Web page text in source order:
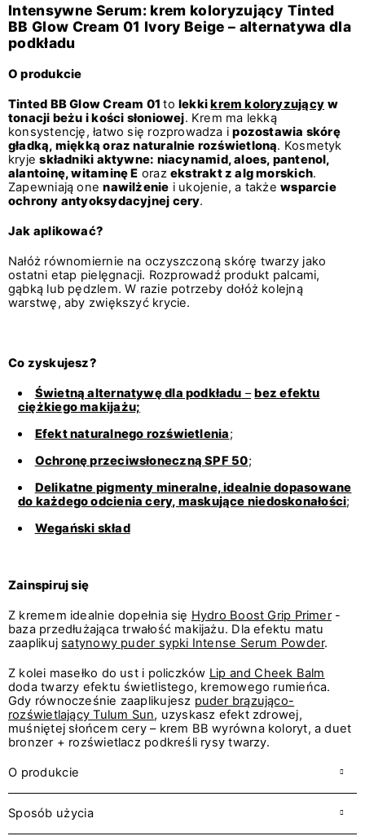
Intensywne Serum: krem koloryzujący Tinted
BB Glow Cream 01 Ivory Beige – alternatywa dla
podkładu
O produkcie
Tinted BB Glow Cream 01to lekkikrem koloryzujący w
tonacji beżu i kości słoniowej. Krem ma lekką
konsystencję, łatwo się rozprowadza ipozostawia skórę
gładką, miękką oraz naturalnie rozświetloną. Kosmetyk
kryjeskładniki aktywne: niacynamid, aloes, pantenol,
alantoinę, witaminę E oraz ekstrakt z alg morskich.
Zapewniają onenawilżenie i ukojenie, a takżewsparcie
ochrony antyoksydacyjnej cery.
Jak aplikować?
Nałóż równomiernie na oczyszczoną skórę twarzy jako
ostatni etap pielęgnacji. Rozprowadź produkt palcami,
gąbką lub pędzlem. W razie potrzeby dołóż kolejną
warstwę, aby zwiększyć krycie.
Co zyskujesz?
Świetną alternatywę dla podkładu – bez efektu
ciężkiego makijażu;
Efekt naturalnego rozświetlenia;
Ochronę przeciwsłoneczną SPF 50;
Delikatne pigmenty mineralne, idealnie dopasowane
do każdego odcienia cery, maskujące niedoskonałości;
Wegański skład
Zainspiruj się
Z kremem idealnie dopełnia się Hydro Boost Grip Primer-
baza przedłużająca trwałość makijażu. Dla efektu matu
zaaplikuj satynowy puder sypki Intense Serum Powder.
Z kolei masełko do ust i policzków Lip and Cheek Balm
doda twarzy efektu świetlistego, kremowego rumieńca.
Gdy równocześnie zaaplikujesz puder brązująco-
rozświetlający Tulum Sun, uzyskasz efekt zdrowej,
muśniętej słońcem cery – krem BB wyrówna koloryt, a duet
bronzer + rozświetlacz podkreśli rysy twarzy.
O produkcie
Sposób użycia